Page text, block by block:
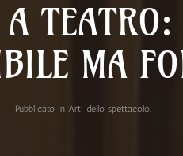
A
MA
Pubblicato in Arti dello spettacolo.